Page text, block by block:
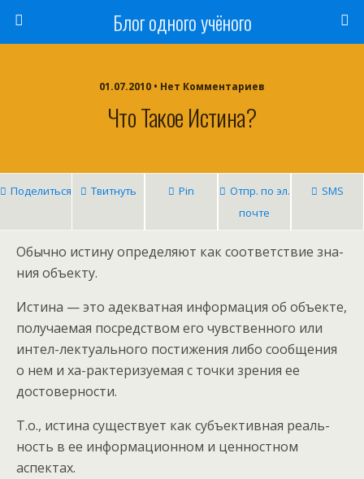
Блог одного учёного
01.07.2010 • Нет Комментариев
Что Такое Истина?
Поделиться Твитнуть Pin
Отпр. по эл.
почте
SMS
Обычно истину определяют как соответствие зна-
ния объекту.
Истина — это адекватная информация об объекте,
получаемая посредством его чувственного или
интел-лектуального постижения либо сообщения
о нем и ха-рактеризуемая с точки зрения ее
достоверности.
Т.о., истина существует как субъективная реаль-
ность в ее информационном и ценностном
аспектах.